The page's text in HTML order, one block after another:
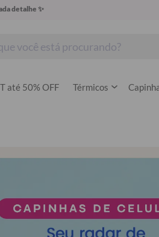
detalhe ✨
até 50% OFF Térmicos